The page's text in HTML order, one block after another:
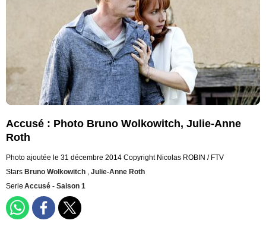
Accusé : Photo Bruno Wolkowitch, Julie-Anne
Roth
Photo ajoutée le 31 décembre 2014 Copyright Nicolas ROBIN / FTV
Stars Bruno Wolkowitch , Julie-Anne Roth
Serie Accusé - Saison 1